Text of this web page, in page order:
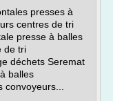
presses à
centres de tri
presse à balles
de tri
déchets Seremat
balles